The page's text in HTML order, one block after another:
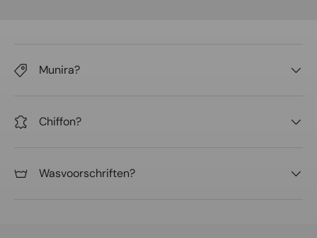
Munira?
Chiffon?
Wasvoorschriften?